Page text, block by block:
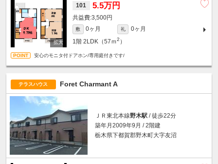
101 5.5万円
3,500円
敷 0ヶ月 礼
0ヶ月
1階 2LDK（57ｍ2 ）
安心のモニタ付ドアホン/専用庭付きです/
テラスハウス Foret Charmant A
ＪＲ東北本線野木駅 / 徒歩22分
築年月2009年9月 / 2階建
栃木県下都賀郡野木町大字友沼